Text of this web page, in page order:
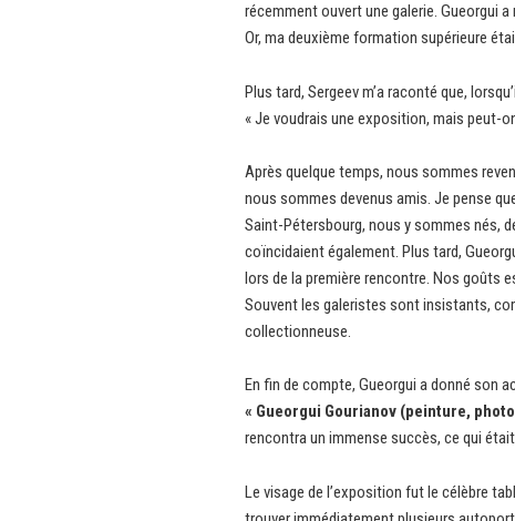
récemment ouvert une galerie. Gueorgui
Or, ma deuxième formation supérieure
Plus tard, Sergeev m’a raconté que,
« Je voudrais une exposition, mais peut-
Après quelque temps, nous sommes
nous sommes devenus amis. Je pense
Saint-Pétersbourg, nous y sommes nés,
coïncidaient également. Plus tard,
lors de la première rencontre. Nos goûts
Souvent les galeristes sont insistants,
collectionneuse.
En fin de compte, Gueorgui a donné son
« Gueorgui Gourianov (peinture,
rencontra un immense succès, ce qui
Le visage de l’exposition fut le célèbre